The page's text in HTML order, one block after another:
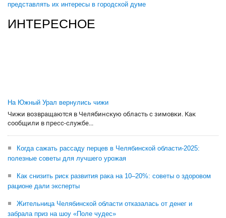
представлять их интересы в городской думе
ИНТЕРЕСНОЕ
На Южный Урал вернулись чижи
Чижи возвращаются в Челябинскую область с зимовки. Как
сообщили в пресс-службе...
Когда сажать рассаду перцев в Челябинской области-2025:
полезные советы для лучшего урожая
Как снизить риск развития рака на 10–20%: советы о здоровом
рационе дали эксперты
Жительница Челябинской области отказалась от денег и
забрала приз на шоу «Поле чудес»